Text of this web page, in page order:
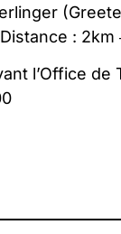
:
l’Office